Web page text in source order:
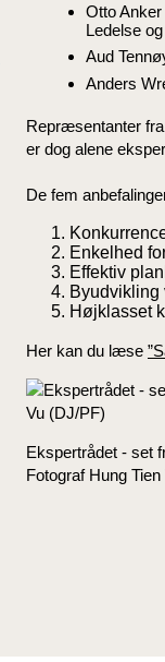
Otto
Ledelse
Aud
Anders
Repræsentanter
er dog alene
De fem
Enkelhed
Effektiv
Højklasset
Her kan du læse
Ekspertrådet - set
Fotograf Hung